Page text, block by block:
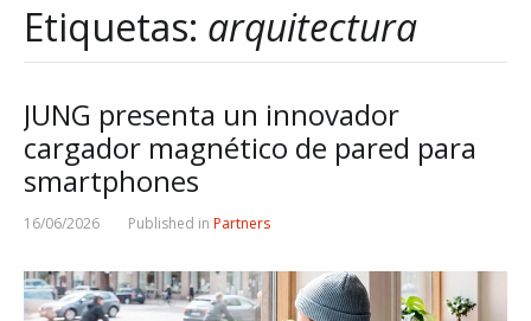
Etiquetas: arquitectura
JUNG presenta un innovador
cargador magnético de pared para
smartphones
16/06/2026 Published in Partners